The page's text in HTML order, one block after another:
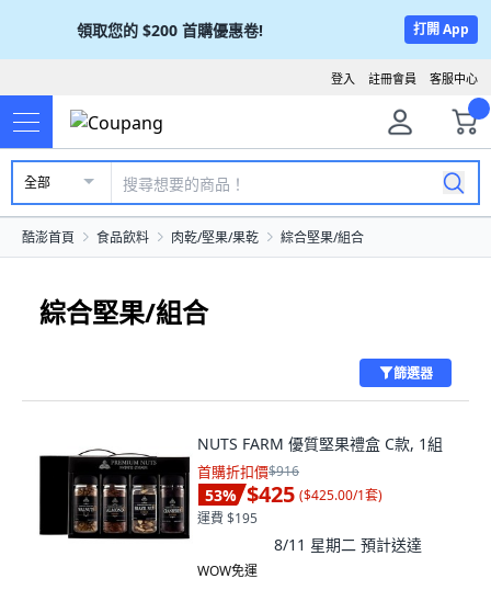
領取您的 $200 首購優惠卷! 打開 App
客服中心
註冊會員
登入
全部
酷澎首頁 食品飲料 肉乾/堅果/果乾 綜合堅果/組合
綜合堅果/組合
篩選器
NUTS FARM 優質堅果禮盒 C款, 1組
首購折扣價$916
53% $425 ($425.00/1套)
運費 $195
8/11 星期二 預計送達
WOW免運